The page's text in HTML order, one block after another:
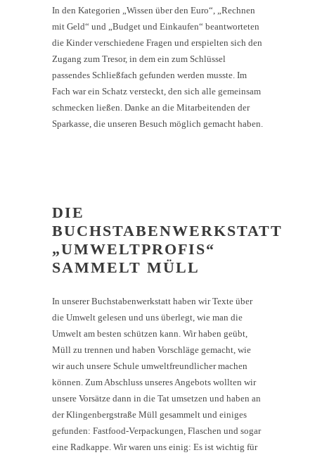
In den Kategorien „Wissen über den Euro“, „Rechnen
mit Geld“ und „Budget und Einkaufen“ beantworteten
die Kinder verschiedene Fragen und erspielten sich den
Zugang zum Tresor, in dem ein zum Schlüssel
passendes Schließfach gefunden werden musste. Im
Fach war ein Schatz versteckt, den sich alle gemeinsam
schmecken ließen. Danke an die Mitarbeitenden der
Sparkasse, die unseren Besuch möglich gemacht haben.
DIE
BUCHSTABENWERKSTATT
„UMWELTPROFIS“
SAMMELT MÜLL
In unserer Buchstabenwerkstatt haben wir Texte über
die Umwelt gelesen und uns überlegt, wie man die
Umwelt am besten schützen kann. Wir haben geübt,
Müll zu trennen und haben Vorschläge gemacht, wie
wir auch unsere Schule umweltfreundlicher machen
können. Zum Abschluss unseres Angebots wollten wir
unsere Vorsätze dann in die Tat umsetzen und haben an
der Klingenbergstraße Müll gesammelt und einiges
gefunden: Fastfood-Verpackungen, Flaschen und sogar
eine Radkappe. Wir waren uns einig: Es ist wichtig für